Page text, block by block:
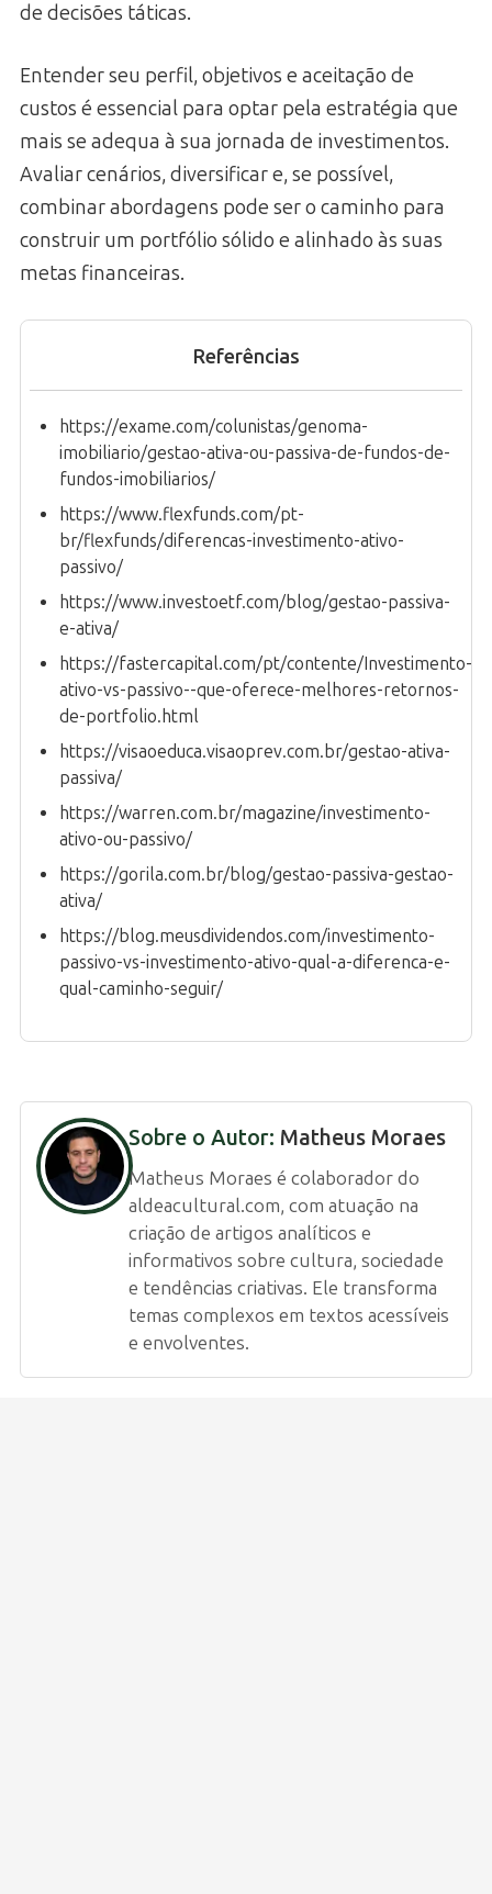
de decisões táticas.
Entender seu perfil, objetivos e aceitação de
custos é essencial para optar pela estratégia que
mais se adequa à sua jornada de investimentos.
Avaliar cenários, diversificar e, se possível,
combinar abordagens pode ser o caminho para
construir um portfólio sólido e alinhado às suas
metas financeiras.
Referências
https://exame.com/colunistas/genoma-
imobiliario/gestao-ativa-ou-passiva-de-fundos-de-
fundos-imobiliarios/
https://www.flexfunds.com/pt-
br/flexfunds/diferencas-investimento-ativo-
passivo/
https://www.investoetf.com/blog/gestao-passiva-
e-ativa/
https://fastercapital.com/pt/contente/Investimento-
ativo-vs-passivo--que-oferece-melhores-retornos-
de-portfolio.html
https://visaoeduca.visaoprev.com.br/gestao-ativa-
passiva/
https://warren.com.br/magazine/investimento-
ativo-ou-passivo/
https://gorila.com.br/blog/gestao-passiva-gestao-
ativa/
https://blog.meusdividendos.com/investimento-
passivo-vs-investimento-ativo-qual-a-diferenca-e-
qual-caminho-seguir/
Sobre o Autor: Matheus Moraes
Matheus Moraes é colaborador do
aldeacultural.com, com atuação na
criação de artigos analíticos e
informativos sobre cultura, sociedade
e tendências criativas. Ele transforma
temas complexos em textos acessíveis
e envolventes.